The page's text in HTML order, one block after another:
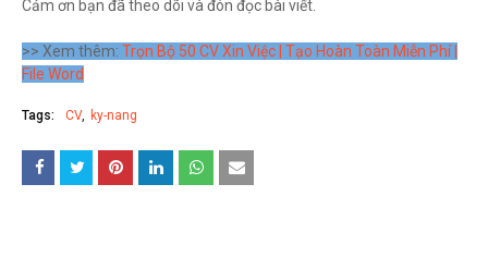
Cảm ơn bạn đã theo dõi và đón đọc bài viết.
>> Xem thêm: Trọn Bộ 50 CV Xin Việc | Tạo Hoàn Toàn Miễn Phí |
File Word
Tags: CV ky-nang